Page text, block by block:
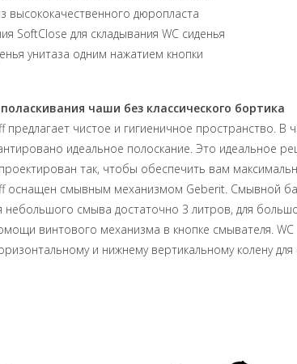
высококачественного дюропласта
SoftClose для складывания WC сиденья
унитаза одним нажатием кнопки
чаши без классического бортика
чистое и гигиеничное пространство.
идеальное полоскание. Это идеальное
так, чтобы обеспечить вам
оснащен смывным механизмом Geberit. Смывной
небольшого смыва достаточно 3 литров, для
винтового механизма в кнопке смывателя.
и нижнему вертикальному колену для